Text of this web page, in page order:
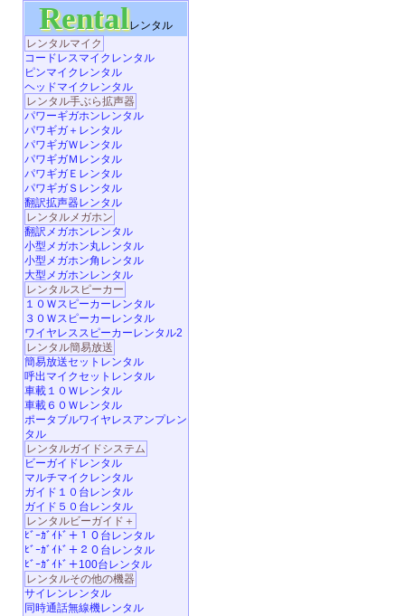
Rentalレンタル
レンタルマイク
コードレスマイクレンタル
ピンマイクレンタル
ヘッドマイクレンタル
レンタル手ぶら拡声器
パワーギガホンレンタル
パワギガ＋レンタル
パワギガＷレンタル
パワギガＭレンタル
パワギガＥレンタル
パワギガＳレンタル
翻訳拡声器レンタル
レンタルメガホン
翻訳メガホンレンタル
小型メガホン丸レンタル
小型メガホン角レンタル
大型メガホンレンタル
レンタルスピーカー
１０Ｗスピーカーレンタル
３０Ｗスピーカーレンタル
ワイヤレススピーカーレンタル2
レンタル簡易放送
簡易放送セットレンタル
呼出マイクセットレンタル
車載１０Ｗレンタル
車載６０Ｗレンタル
ポータブルワイヤレスアンプレン
タル
レンタルガイドシステム
ビーガイドレンタル
マルチマイクレンタル
ガイド１０台レンタル
ガイド５０台レンタル
レンタルビーガイド＋
ﾋﾞｰｶﾞｲﾄﾞ＋１０台レンタル
ﾋﾞｰｶﾞｲﾄﾞ＋２０台レンタル
ﾋﾞｰｶﾞｲﾄﾞ＋100台レンタル
レンタルその他の機器
サイレンレンタル
同時通話無線機レンタル